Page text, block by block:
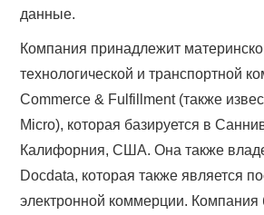
данные.
Компания принадлежит
технологической и транспортной
Commerce & Fulfillment (также
Micro), которая базируется в
Калифорния, США. Она также
Docdata, которая также является
электронной коммерции. Компания